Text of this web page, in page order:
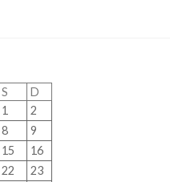
S
D
1
2
8
9
15
16
22
23